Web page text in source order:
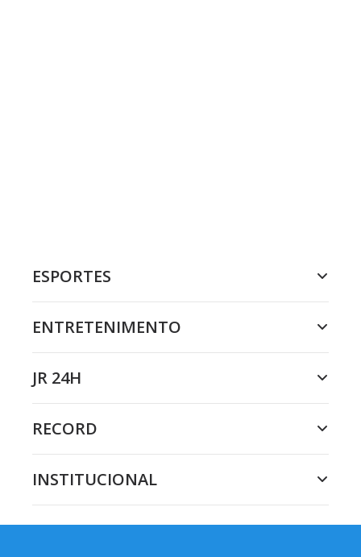
ESPORTES
ENTRETENIMENTO
JR 24H
RECORD
INSTITUCIONAL